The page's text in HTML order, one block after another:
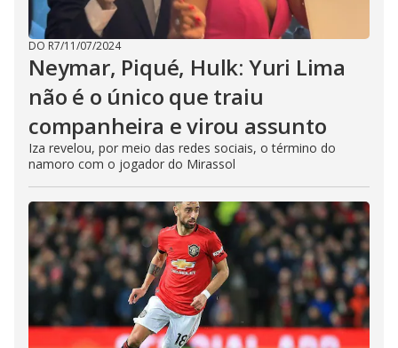
DO R7/11/07/2024
Neymar, Piqué, Hulk: Yuri Lima
não é o único que traiu
companheira e virou assunto
Iza revelou, por meio das redes sociais, o término do
namoro com o jogador do Mirassol